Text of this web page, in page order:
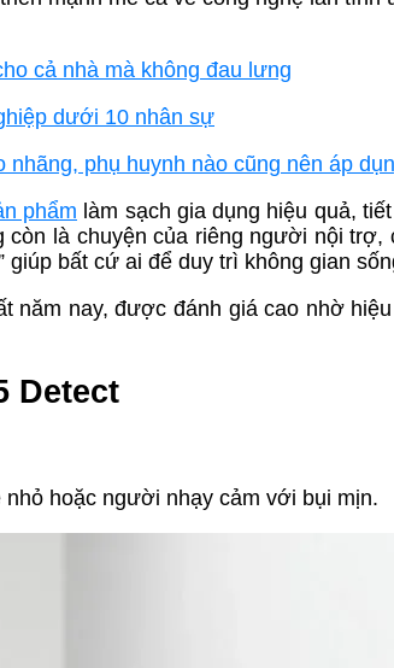
cả nhà mà không đau lưng
dưới 10 nhân sự
phụ huynh nào cũng nên áp
phẩm làm sạch gia dụng hiệu quả,
là chuyện của riêng người nội trợ,
bất cứ ai để duy trì không gian
năm nay, được đánh giá cao nhờ
Detect
hoặc người nhạy cảm với bụi mịn.